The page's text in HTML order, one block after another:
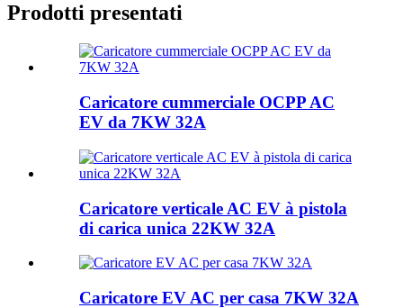
Prodotti presentati
Caricatore cummerciale OCPP AC
EV da 7KW 32A
Caricatore verticale AC EV à pistola
di carica unica 22KW 32A
Caricatore EV AC per casa 7KW 32A